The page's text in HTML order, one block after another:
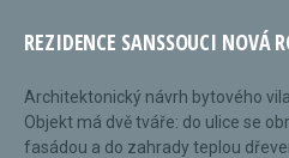
REZIDENCE SANSSOUCI NOVÁ
Architektonický návrh bytového
Objekt má dvě tváře: do ulice se
fasádou a do zahrady teplou